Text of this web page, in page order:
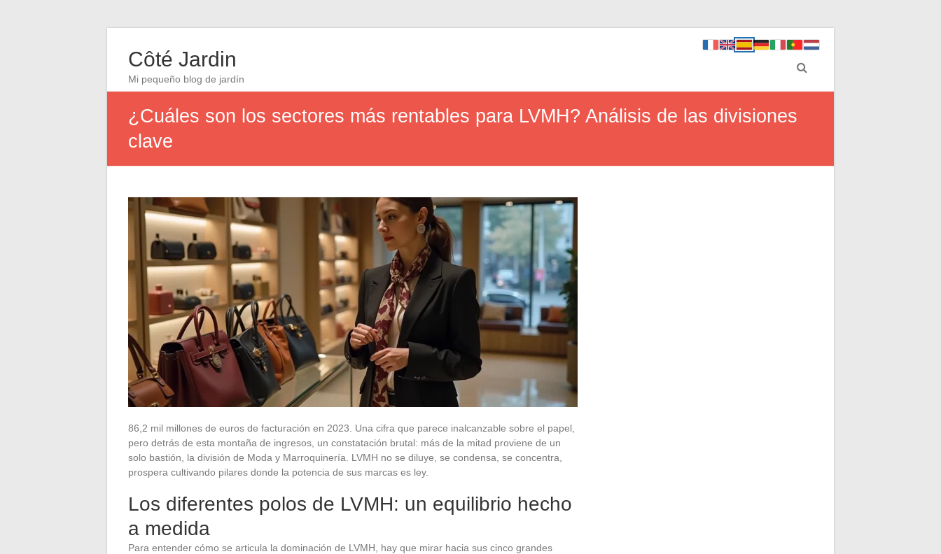
Côté Jardin
Mi pequeño blog de jardín
¿Cuáles son los sectores más rentables para LVMH? Análisis de las divisiones
clave
86,2 mil millones de euros de facturación en 2023. Una cifra que parece inalcanzable sobre el papel,
pero detrás de esta montaña de ingresos, un constatación brutal: más de la mitad proviene de un
solo bastión, la división de Moda y Marroquinería. LVMH no se diluye, se condensa, se concentra,
prospera cultivando pilares donde la potencia de sus marcas es ley.
Los diferentes polos de LVMH: un equilibrio hecho
a medida
Para entender cómo se articula la dominación de LVMH, hay que mirar hacia sus cinco grandes